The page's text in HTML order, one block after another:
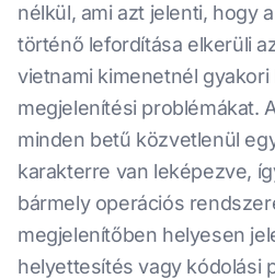
nélkül, ami azt jelenti, hogy
történő lefordítása elkerüli
vietnami kimenetnél
megjelenítési problémákat.
minden betű közvetlenül
karakterre van leképezve,
bármely operációs
megjelenítőben helyesen
helyettesítés vagy kódolási